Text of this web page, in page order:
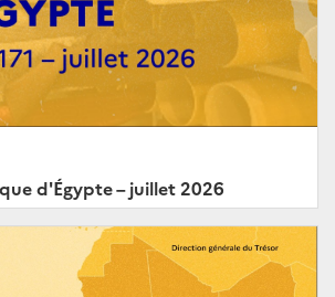
d'Égypte – juillet 2026